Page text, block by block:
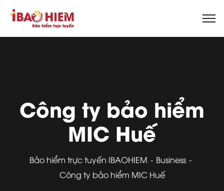
Công ty bảo hiểm
MIC Huế
Bảo hiểm trực tuyến IBAOHIEM
Business
Công ty bảo hiểm MIC Huế